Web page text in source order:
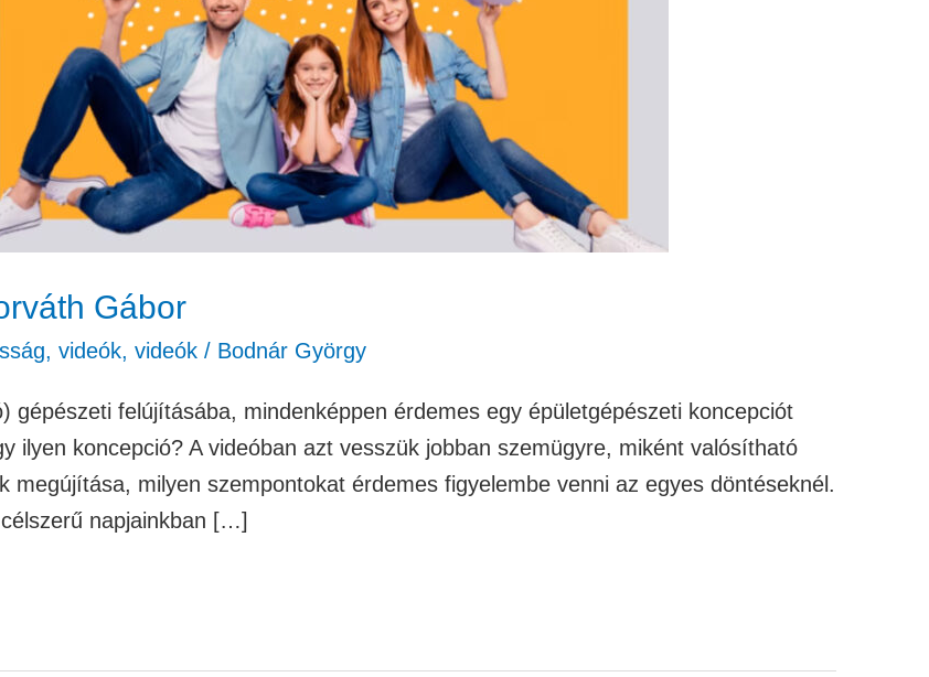
Gábor
, videók, videók / Bodnár György
gépészeti felújításába, mindenképpen érdemes egy épületgépészeti koncepciót
ilyen koncepció? A videóban azt vesszük jobban szemügyre, miként valósítható
megújítása, milyen szempontokat érdemes figyelembe venni az egyes döntéseknél.
napjainkban […]